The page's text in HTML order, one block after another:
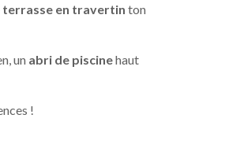
terrasse en travertin ton
un abri de piscine haut
!